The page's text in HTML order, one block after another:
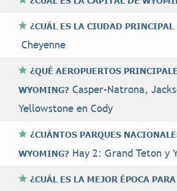
¿CUÁL ES LA CIUDAD
Cheyenne
¿QUÉ AEROPUERTOS
WYOMING? Casper–Natrona,
Yellowstone en Cody
¿CUÁNTOS PARQUES
WYOMING? Hay 2: Grand Teton y
¿CUÁL ES LA MEJOR ÉPOCA